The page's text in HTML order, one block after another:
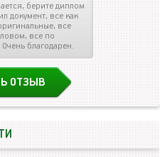
берите диплом
документ, все как
все
все по
Очень благодарен.
ОТЗЫВ